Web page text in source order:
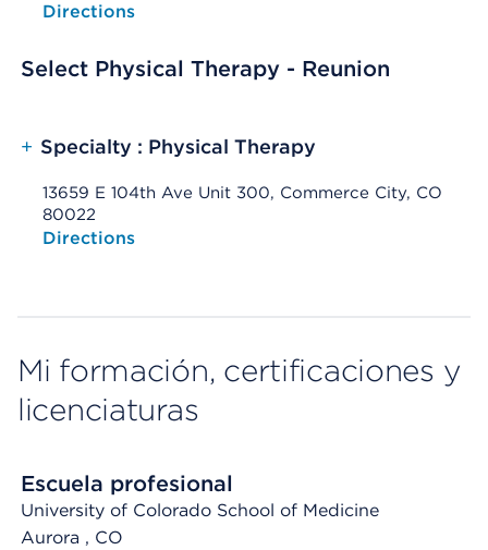
Opens native map application on mobile devices
Directions
Select Physical Therapy - Reunion
+ Specialty : Physical Therapy
13659 E 104th Ave Unit 300, Commerce City, CO
80022
Opens native map application on mobile devices
Directions
Mi formación, certificaciones y
licenciaturas
Escuela profesional
University of Colorado School of Medicine
Aurora , CO